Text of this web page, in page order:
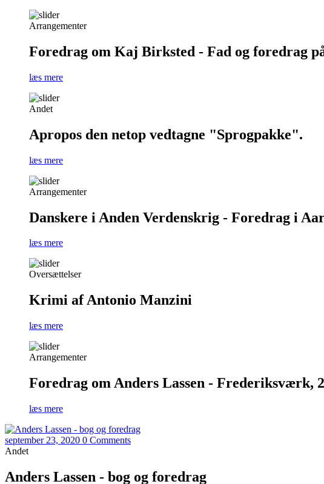
Arrangementer
Foredrag om Kaj Birksted - Fad og foredrag
læs mere
Andet
Apropos den netop vedtagne "Sprogpakke".
læs mere
Arrangementer
Danskere i Anden Verdenskrig - Foredrag i
læs mere
Oversættelser
Krimi af Antonio Manzini
læs mere
Arrangementer
Foredrag om Anders Lassen - Frederiksværk,
læs mere
september 23, 2020 0 Comments
Andet
Anders Lassen - bog og foredrag